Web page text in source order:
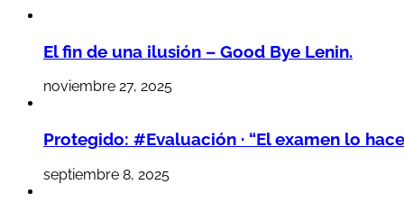
El fin de una ilusión – Good Bye Lenin.
noviembre 27, 2025
Protegido: #Evaluación · “El examen lo
septiembre 8, 2025